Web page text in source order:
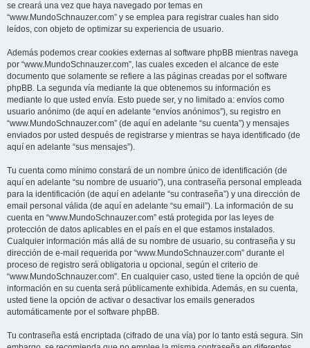
se creará una vez que haya navegado por temas en
“www.MundoSchnauzer.com” y se emplea para registrar cuales han sido
leídos, con objeto de optimizar su experiencia de usuario.
Además podemos crear cookies externas al software phpBB mientras navega
por “www.MundoSchnauzer.com”, las cuales exceden el alcance de este
documento que solamente se refiere a las páginas creadas por el software
phpBB. La segunda vía mediante la que obtenemos su información es
mediante lo que usted envía. Esto puede ser, y no limitado a: envíos como
usuario anónimo (de aquí en adelante “envíos anónimos”), su registro en
“www.MundoSchnauzer.com” (de aquí en adelante “su cuenta”) y mensajes
enviados por usted después de registrarse y mientras se haya identificado (de
aquí en adelante “sus mensajes”).
Tu cuenta como mínimo constará de un nombre único de identificación (de
aquí en adelante “su nombre de usuario”), una contraseña personal empleada
para la identificación (de aquí en adelante “su contraseña”) y una dirección de
email personal válida (de aquí en adelante “su email”). La información de su
cuenta en “www.MundoSchnauzer.com” está protegida por las leyes de
protección de datos aplicables en el país en el que estamos instalados.
Cualquier información más allá de su nombre de usuario, su contraseña y su
dirección de e-mail requerida por “www.MundoSchnauzer.com” durante el
proceso de registro será obligatoria u opcional, según el criterio de
“www.MundoSchnauzer.com”. En cualquier caso, usted tiene la opción de qué
información en su cuenta será públicamente exhibida. Además, en su cuenta,
usted tiene la opción de activar o desactivar los emails generados
automáticamente por el software phpBB.
Tu contraseña está encriptada (cifrado de una vía) por lo tanto está segura. Sin